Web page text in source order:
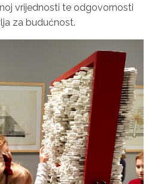
vrijednosti te odgovornosti
za budućnost.